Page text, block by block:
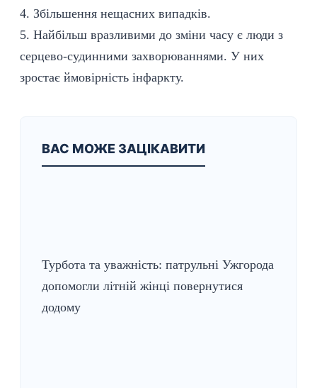
4. Збільшення нещасних випадків.
5. Найбільш вразливими до зміни часу є люди з
серцево-судинними захворюваннями. У них
зростає ймовірність інфаркту.
ВАС МОЖЕ ЗАЦІКАВИТИ
Турбота та уважність: патрульні Ужгорода
допомогли літній жінці повернутися
додому